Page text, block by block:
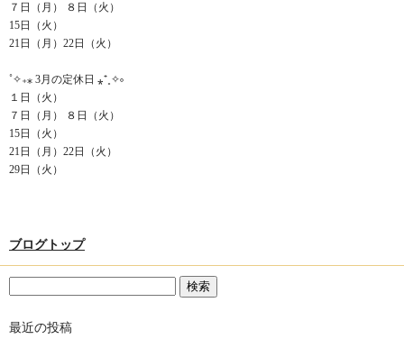
７日（月） ８日（火）
15日（火）
21日（月）22日（火）
˚✧₊⁎ 3月の定休日 ⁎⁺˳✧༚
１日（火）
７日（月） ８日（火）
15日（火）
21日（月）22日（火）
29日（火）
ブログトップ
最近の投稿